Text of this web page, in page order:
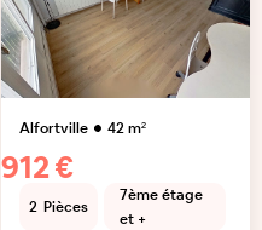
Alfortville 42m²
912 €
2 Pièces
7ème étage
et +